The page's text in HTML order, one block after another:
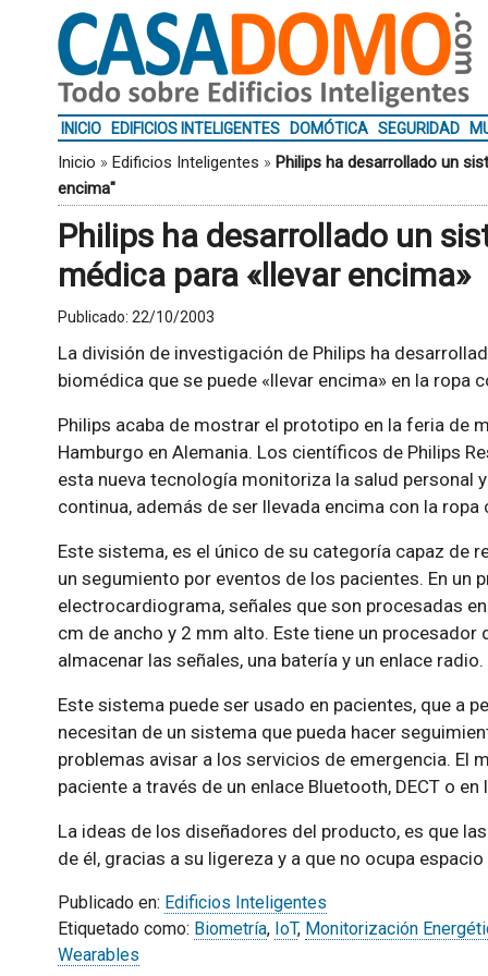
INICIO EDIFICIOS INTELIGENTES DOMÓTICA SEGURIDAD
Inicio » Edificios Inteligentes » Philips ha desarrollado un
encima"
Philips ha desarrollado un
médica para «llevar encima»
Publicado: 22/10/2003
La división de investigación de Philips ha
biomédica que se puede «llevar encima» en la ropa
Philips acaba de mostrar el prototipo en la feria de
Hamburgo en Alemania. Los científicos de Philips
esta nueva tecnología monitoriza la salud personal
continua, además de ser llevada encima con la ropa
Este sistema, es el único de su categoría capaz de
un segumiento por eventos de los pacientes. En un
electrocardiograma, señales que son procesadas
cm de ancho y 2 mm alto. Este tiene un procesador
almacenar las señales, una batería y un enlace radio.
Este sistema puede ser usado en pacientes, que a
necesitan de un sistema que pueda hacer
problemas avisar a los servicios de emergencia. El
paciente a través de un enlace Bluetooth, DECT o en
La ideas de los diseñadores del producto, es que
de él, gracias a su ligereza y a que no ocupa
Publicado en: Edificios Inteligentes
Etiquetado como: Biometría, IoT, Monitorización
Wearables